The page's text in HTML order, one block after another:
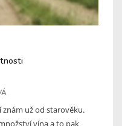
znám už od starověku.
vína a to pak